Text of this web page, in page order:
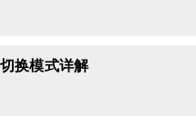
换模式详解